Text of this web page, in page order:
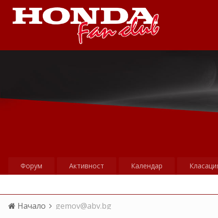
Форум Активност Календар
Начало gemov@abv.bg